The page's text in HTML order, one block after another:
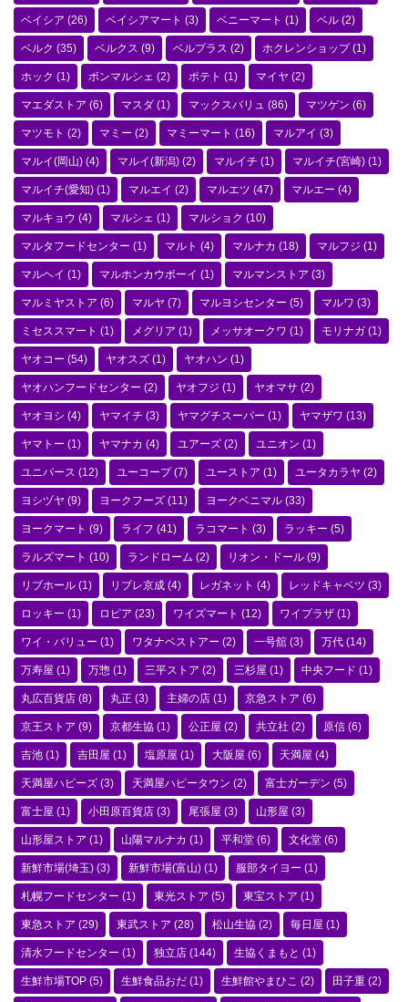
ベイシア (26) ベイシアマート (3) ベニーマート (1) ベル (2)
ベルク (35) ベルクス (9) ベルプラス (2) ホクレンショップ(1)
ホック (1) ボンマルシェ (2) ポテト (1) マイヤ (2)
マエダストア (6) マスダ (1) マックスバリュ (86) マツゲン (6)
マツモト (2) マミー (2) マミーマート (16) マルアイ (3)
マルイ(岡山) (4) マルイ(新潟) (2) マルイチ (1) マルイチ(宮崎) (1)
マルイチ(愛知) (1) マルエイ (2) マルエツ (47) マルエー (4)
マルキョウ (4) マルシェ (1) マルショク (10)
マルタフードセンター (1) マルト (4) マルナカ (18) マルフジ (1)
マルヘイ (1) マルホンカウボーイ (1) マルマンストア (3)
マルミヤストア (6) マルヤ (7) マルヨシセンター (5) マルワ (3)
ミセススマート (1) メグリア (1) メッサオークワ (1) モリナガ (1)
ヤオコー (54) ヤオスズ (1) ヤオハン (1)
ヤオハンフードセンター (2) ヤオフジ (1) ヤオマサ (2)
ヤオヨシ (4) ヤマイチ (3) ヤマグチスーパー (1) ヤマザワ (13)
ヤマトー (1) ヤマナカ (4) ユアーズ (2) ユニオン (1)
ユニバース (12) ユーコープ(7) ユーストア (1) ユータカラヤ (2)
ヨシヅヤ (9) ヨークフーズ (11) ヨークベニマル (33)
ヨークマート (9) ライフ (41) ラコマート (3) ラッキー (5)
ラルズマート (10) ランドローム (2) リオン・ドール (9)
リブホール (1) リブレ京成 (4) レガネット (4) レッドキャベツ (3)
ロッキー (1) ロピア (23) ワイズマート (12) ワイプラザ (1)
ワイ・バリュー (1) ワタナベストアー (2) 一号舘 (3) 万代 (14)
万寿屋 (1) 万惣 (1) 三平ストア (2) 三杉屋 (1) 中央フード (1)
丸広百貨店 (8) 丸正 (3) 主婦の店 (1) 京急ストア (6)
京王ストア (9) 京都生協 (1) 公正屋 (2) 共立社 (2) 原信 (6)
吉池 (1) 吉田屋 (1) 塩原屋 (1) 大阪屋 (6) 天満屋 (4)
天満屋ハピーズ (3) 天満屋ハピータウン (2) 富士ガーデン (5)
富士屋 (1) 小田原百貨店 (3) 尾張屋 (3) 山形屋 (3)
山形屋ストア (1) 山陽マルナカ (1) 平和堂 (6) 文化堂 (6)
新鮮市場(埼玉) (3) 新鮮市場(富山) (1) 服部タイヨー (1)
札幌フードセンター (1) 東光ストア (5) 東宝ストア (1)
東急ストア (29) 東武ストア (28) 松山生協 (2) 毎日屋 (1)
清水フードセンター (1) 独立店 (144) 生協くまもと (1)
生鮮市場TOP (5) 生鮮食品おだ (1) 生鮮館やまひこ (2) 田子重 (2)